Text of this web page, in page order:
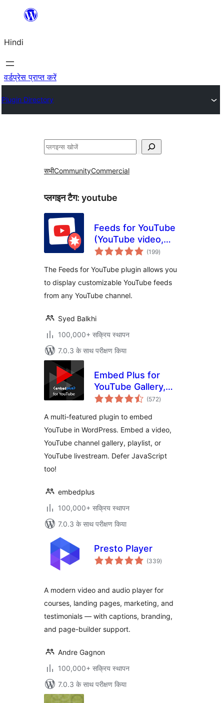
सामग्री
जाएं
Hindi
वर्डप्रेस प्राप्त करें
Plugin Directory
खोजें
सभीCommunityCommercial
प्लगइन टैग: youtube
Feeds for YouTube
(YouTube video,
channel, and gallery
(199कुल
दर)
The Feeds for YouTube plugin allows you
to display customizable YouTube feeds
from any YouTube channel.
Syed Balkhi
100,000+ सक्रिय स्थापन
7.0.3 के साथ परीक्षण किया
Embed Plus for
YouTube Gallery,
Livestream and
Facades
(572कुल
दर)
A multi-featured plugin to embed
YouTube in WordPress. Embed a video,
YouTube channel gallery, playlist, or
YouTube livestream. Defer JavaScript
too!
embedplus
100,000+ सक्रिय स्थापन
7.0.3 के साथ परीक्षण किया
Presto Player
(339कुल
दर)
A modern video and audio player for
courses, landing pages, marketing, and
testimonials — with captions, branding,
and page-builder support.
Andre Gagnon
100,000+ सक्रिय स्थापन
7.0.3 के साथ परीक्षण किया